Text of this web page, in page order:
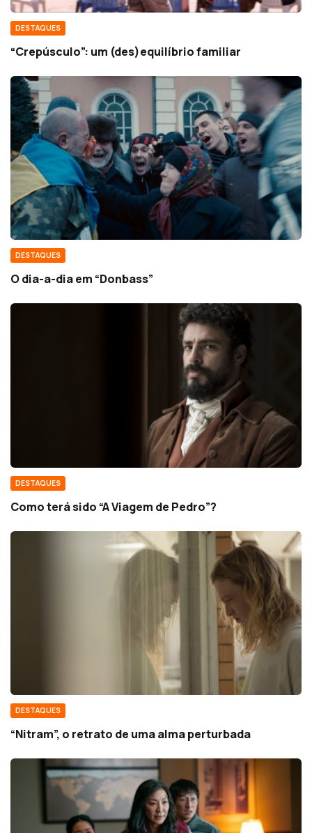
DESTAQUES
“Crepúsculo”: um (des)equilíbrio familiar
DESTAQUES
O dia-a-dia em “Donbass”
DESTAQUES
Como terá sido “A Viagem de Pedro”?
DESTAQUES
“Nitram”, o retrato de uma alma perturbada